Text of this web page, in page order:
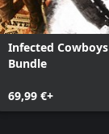
Infected Cowboys
Bundle
69,99 €+